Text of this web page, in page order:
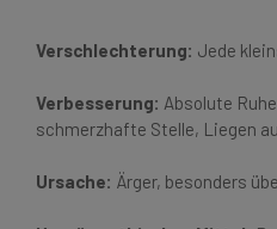
Verschlechterung: Jede
Verbesserung: Absolute
schmerzhafte Stelle, Liegen
Ursache: Ärger, besonders